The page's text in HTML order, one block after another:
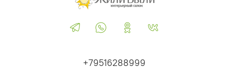
+79516288999